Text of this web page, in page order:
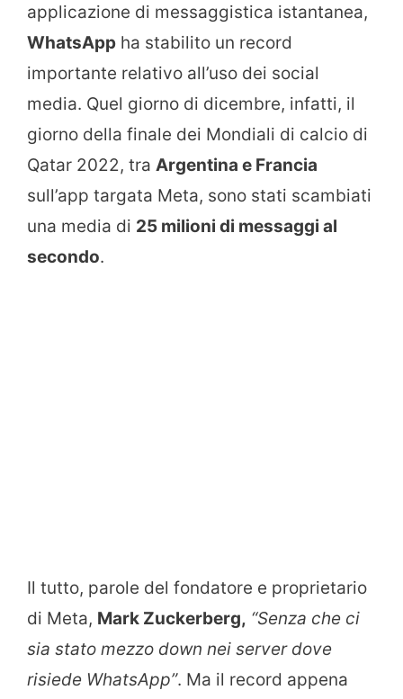
applicazione di messaggistica istantanea,
WhatsApp ha stabilito un record
importante relativo all’uso dei social
media. Quel giorno di dicembre, infatti, il
giorno della finale dei Mondiali di calcio di
Qatar 2022, tra Argentina e Francia
sull’app targata Meta, sono stati scambiati
una media di 25 milioni di messaggi al
secondo.
Il tutto, parole del fondatore e proprietario
di Meta, Mark Zuckerberg, “Senza che ci
sia stato mezzo down nei server dove
risiede WhatsApp”. Ma il record appena